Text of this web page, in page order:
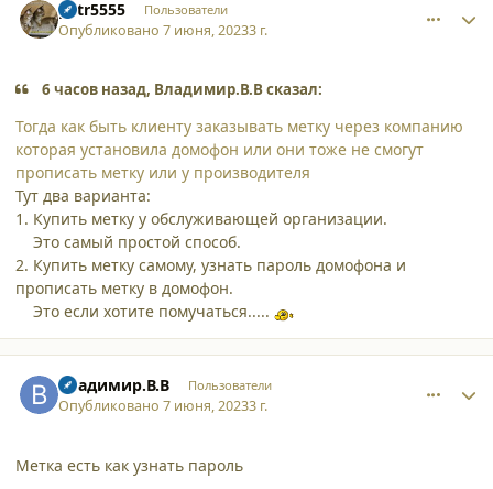
petr5555 Пользователи
Опубликовано7 июня, 20233 г.
6 часов назад, Владимир.В.В сказал:
Тогда как быть клиенту заказывать метку через компанию
которая установила домофон или они тоже не смогут
прописать метку или у производителя
Тут два варианта:
1. Купить метку у обслуживающей организации.
Это самый простой способ.
2. Купить метку самому, узнать пароль домофона и
прописать метку в домофон.
Это если хотите помучаться.....
Владимир.В.В Пользователи
Опубликовано7 июня, 20233 г.
Метка есть как узнать пароль